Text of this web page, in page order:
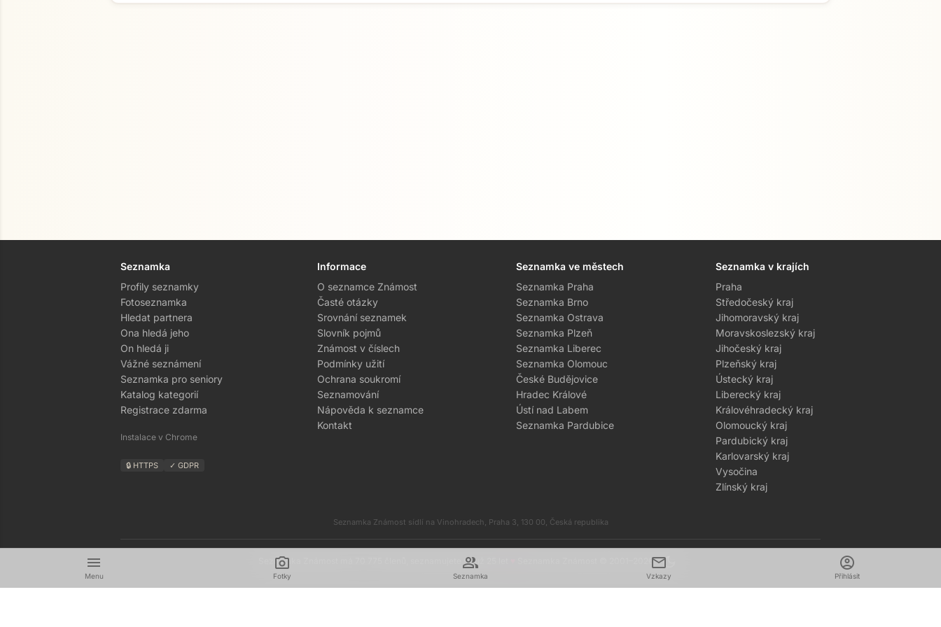
menu
Menu
camera_alt
Fotky
group
Seznamka
mail
Vzkazy
account_circle
Přihlásit
Seznamka
Profily seznamky
Fotoseznamka
Hledat partnera
Ona hledá jeho
On hledá ji
Vážné seznámení
Seznamka pro seniory
Katalog kategorií
Registrace zdarma
Instalace v Chrome
🔒 HTTPS ✓ GDPR
Informace
O seznamce Známost
Časté otázky
Srovnání seznamek
Slovník pojmů
Známost v číslech
Podmínky užití
Ochrana soukromí
Seznamování
Nápověda k seznamce
Kontakt
Seznamka ve městech
Seznamka Praha
Seznamka Brno
Seznamka Ostrava
Seznamka Plzeň
Seznamka Liberec
Seznamka Olomouc
České Budějovice
Hradec Králové
Ústí nad Labem
Seznamka Pardubice
Seznamka v krajích
Praha
Středočeský kraj
Jihomoravský kraj
Moravskoslezský kraj
Jihočeský kraj
Plzeňský kraj
Ústecký kraj
Liberecký kraj
Královéhradecký kraj
Olomoucký kraj
Pardubický kraj
Karlovarský kraj
Vysočina
Zlínský kraj
Seznamka Známost sídlí na Vinohradech, Praha 3, 130 00, Česká republika
Seznamka Známost má 70 775 členů, seznamujete se už 25 let Seznamka Známost © 2001–2026 dark_mode